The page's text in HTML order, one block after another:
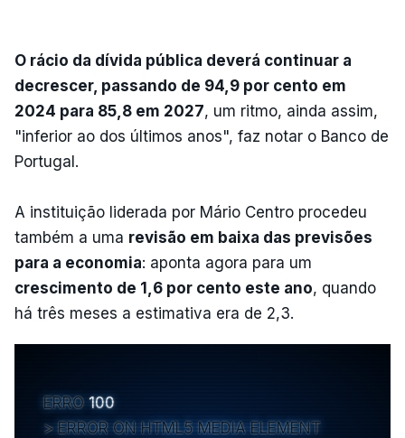
O rácio da dívida pública deverá continuar a
decrescer, passando de 94,9 por cento em
2024 para 85,8 em 2027, um ritmo, ainda assim,
"inferior ao dos últimos anos", faz notar o Banco de
Portugal.
A instituição liderada por Mário Centro procedeu
também a uma revisão em baixa das previsões
para a economia: aponta agora para um
crescimento de 1,6 por cento este ano, quando
há três meses a estimativa era de 2,3.
ERRO 100
ERROR ON HTML5 MEDIA ELEMENT